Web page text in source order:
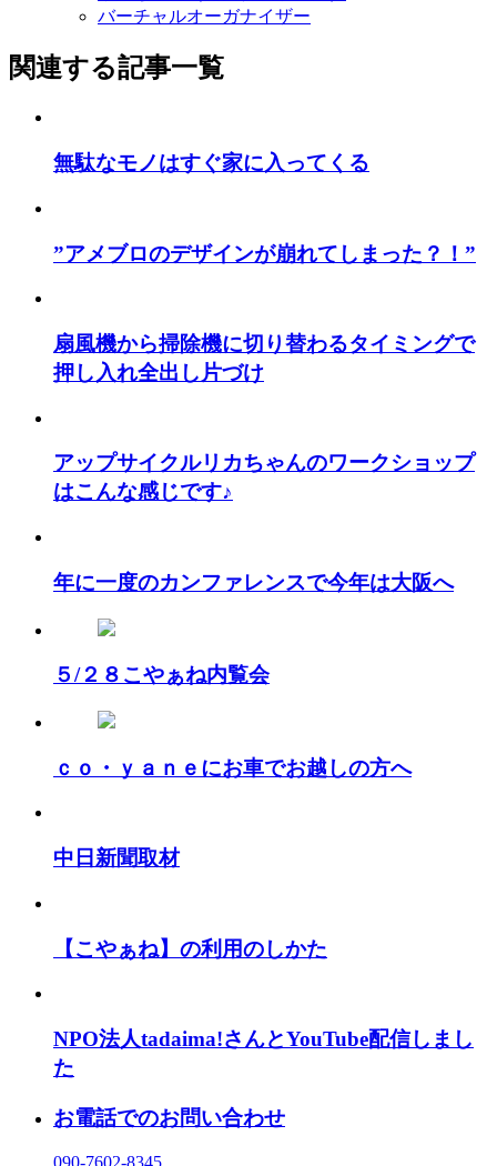
バーチャルオーガナイザー
関連する記事一覧
無駄なモノはすぐ家に入ってくる
”アメブロのデザインが崩れてしまった？！”
扇風機から掃除機に切り替わるタイミングで
押し入れ全出し片づけ
アップサイクルリカちゃんのワークショップ
はこんな感じです♪
年に一度のカンファレンスで今年は大阪へ
５/２８こやぁね内覧会
ｃｏ・ｙａｎｅにお車でお越しの方へ
中日新聞取材
【こやぁね】の利用のしかた
NPO法人tadaima!さんとYouTube配信しまし
た
お電話でのお問い合わせ